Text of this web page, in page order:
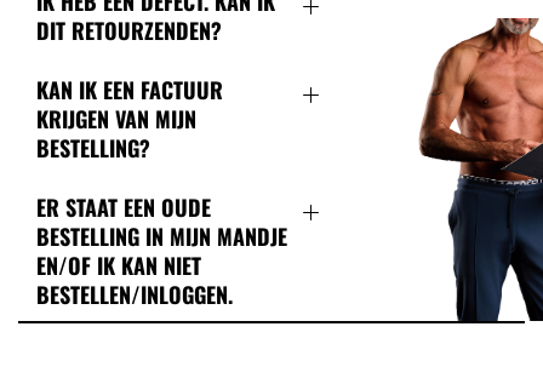
DIT RETOURZENDEN?
KAN IK EEN FACTUUR
KRIJGEN VAN MIJN
BESTELLING?
ER STAAT EEN OUDE
BESTELLING IN MIJN MANDJE
EN/OF IK KAN NIET
BESTELLEN/INLOGGEN.